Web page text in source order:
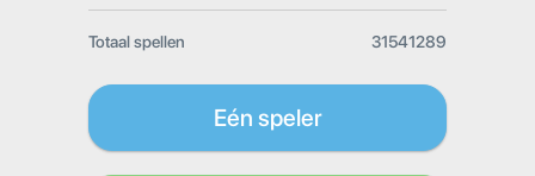
Totaal spellen 31541289
Eén speler